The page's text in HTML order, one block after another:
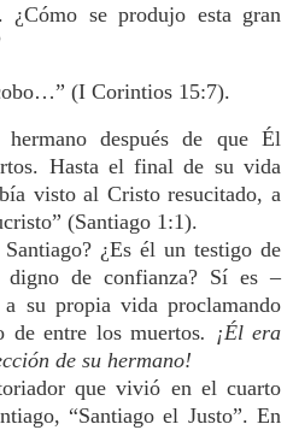
¿Cómo se produjo esta gran
(I Corintios 15:7).
después de que Él
Hasta el final de su vida
visto al Cristo resucitado, a
(Santiago 1:1).
Santiago? ¿Es él un testigo de
digno de confianza? Sí es –
su propia vida proclamando
de entre los muertos. ¡Él era
de su hermano!
que vivió en el cuarto
“Santiago el Justo”. En